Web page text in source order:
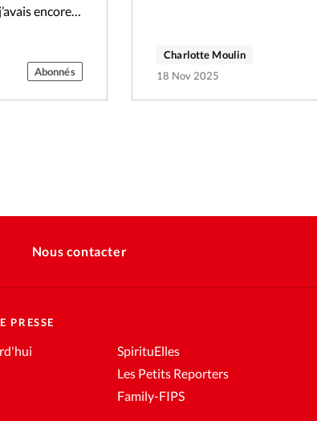
encore
Abonnés
Charlotte Moulin
18 Nov 2025
Nous contacter
PRESSE
SpirituElles
Les Petits Reporters
Family-FIPS